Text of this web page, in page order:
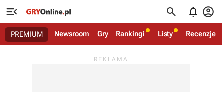
   
PREMIUM Newsroom Gry Rankingi Listy Recenzje